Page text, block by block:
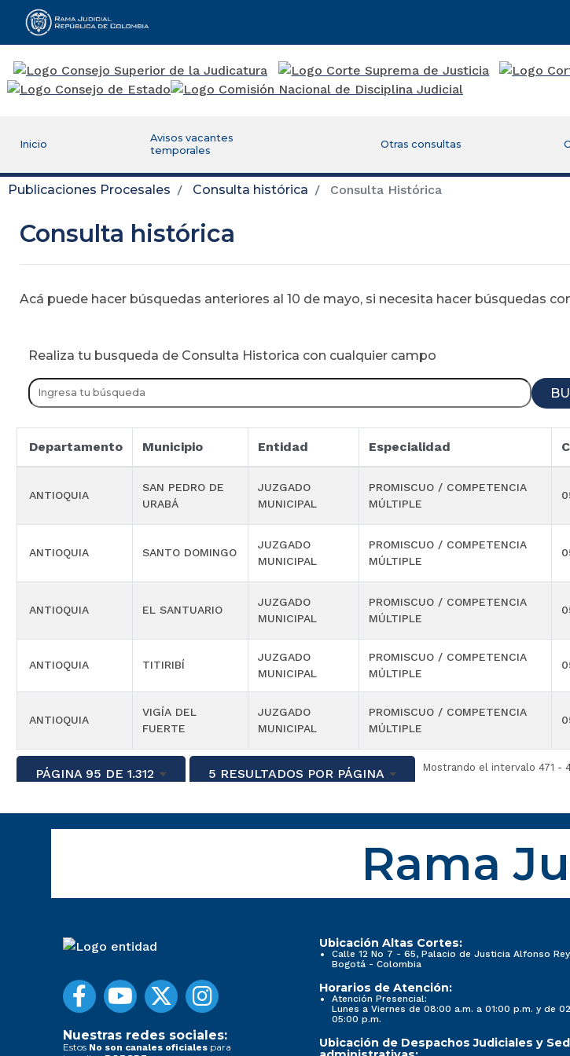
Rama Judicial
Inicio
Avisos vacantes
temporales
Otras consultas
Publicaciones Procesales Consulta histórica Consulta Histórica
Consulta histórica
Acá puede hacer búsquedas anteriores al 10 de mayo, si necesita hacer búsquedas
Realiza tu busqueda de Consulta Historica con cualquier campo
Departamento Municipio Entidad Especialidad
ANTIOQUIA
SAN PEDRO DE
URABÁ
JUZGADO
MUNICIPAL
PROMISCUO / COMPETENCIA
MÚLTIPLE
ANTIOQUIA SANTO DOMINGO
JUZGADO
MUNICIPAL
PROMISCUO / COMPETENCIA
MÚLTIPLE
ANTIOQUIA EL SANTUARIO
JUZGADO
MUNICIPAL
PROMISCUO / COMPETENCIA
MÚLTIPLE
ANTIOQUIA TITIRIBÍ
JUZGADO
MUNICIPAL
PROMISCUO / COMPETENCIA
MÚLTIPLE
ANTIOQUIA
VIGÍA DEL
FUERTE
JUZGADO
MUNICIPAL
PROMISCUO / COMPETENCIA
MÚLTIPLE
PÁGINA 95 DE 1.312 5 RESULTADOS POR PÁGINA Mostrando el intervalo 471 -
Rama
Nuestras redes sociales:
Estos No son canales oficiales para
Ubicación Altas Cortes:
Calle 12 No 7 - 65, Palacio de Justicia Alfonso
Bogotá - Colombia
Horarios de Atención:
Atención Presencial:
Lunes a Viernes de 08:00 a.m. a 01:00 p.m. y de
05:00 p.m.
Ubicación de Despachos Judiciales y